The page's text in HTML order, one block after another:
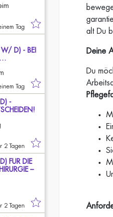
Tag
W/ D) - BEI
Tag
-
2 Tagen
FÜR DIE
–
2 Tagen
alt Du
Deine
Du